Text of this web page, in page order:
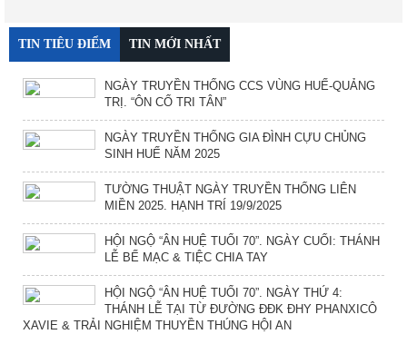
TIN TIÊU ĐIỂM TIN MỚI NHẤT
NGÀY TRUYỀN THỐNG CCS VÙNG HUẾ-QUẢNG
TRỊ. “ÔN CỐ TRI TÂN”
NGÀY TRUYỀN THỐNG GIA ĐÌNH CỰU CHỦNG
SINH HUẾ NĂM 2025
TƯỜNG THUẬT NGÀY TRUYỀN THỐNG LIÊN
MIỀN 2025. HẠNH TRÍ 19/9/2025
HỘI NGỘ “ÂN HUỆ TUỔI 70”. NGÀY CUỐI: THÁNH
LỄ BẾ MẠC & TIỆC CHIA TAY
HỘI NGỘ “ÂN HUỆ TUỔI 70”. NGÀY THỨ 4:
THÁNH LỄ TẠI TỪ ĐƯỜNG ĐĐK ĐHY PHANXICÔ
XAVIE & TRẢI NGHIỆM THUYỀN THÚNG HỘI AN